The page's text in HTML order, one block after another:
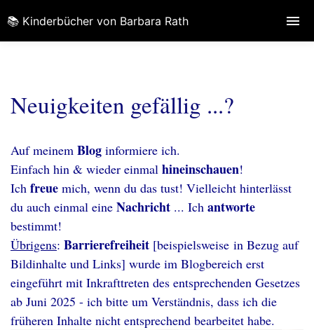
Neuigkeiten gefällig ...?
Auf meinem Blog informiere ich.
Einfach hin & wieder einmal hineinschauen!
Ich freue mich, wenn du das tust! Vielleicht hinterlässt
du auch einmal eine Nachricht ... Ich antworte
bestimmt!
Übrigens: Barrierefreiheit [beispielsweise in Bezug auf
Bildinhalte und Links] wurde im Blogbereich erst
eingeführt mit Inkrafttreten des entsprechenden Gesetzes
ab Juni 2025 - ich bitte um Verständnis, dass ich die
früheren Inhalte nicht entsprechend bearbeitet habe.
📚 Kinderbücher von Barbara Rath